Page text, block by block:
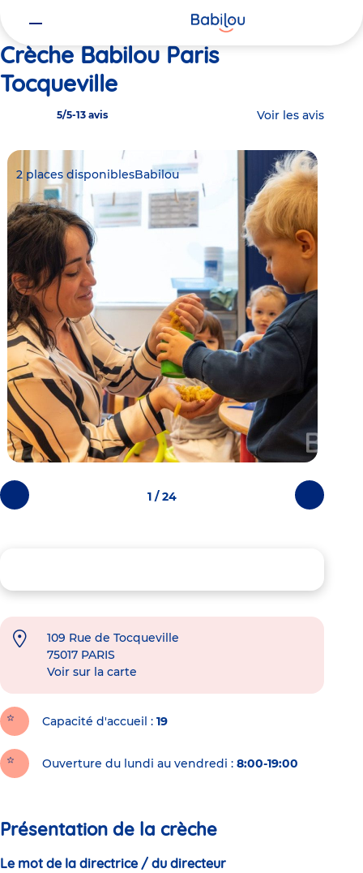
Crèche Babilou Paris
Tocqueville
5/5-13 avis Voir les avis
Photos
précédentes
Photos
suivantes
2 places disponiblesBabilou
1 / 24
109 Rue de Tocqueville
75017 PARIS
Voir sur la carte
Capacité d'accueil 19
Ouverture du lundi au vendredi : 8:00-19:00
Présentation de la crèche
Le mot de la directrice / du directeur